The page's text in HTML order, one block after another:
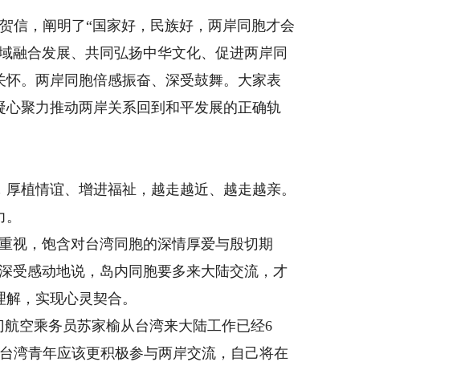
，阐明了“国家好，民族好，两岸同胞才会
融合发展、共同弘扬中华文化、促进两岸同
。两岸同胞倍感振奋、深受鼓舞。大家表
聚力推动两岸关系回到和平发展的正确轨
情谊、增进福祉，越走越近、越走越亲。
，饱含对台湾同胞的深情厚爱与殷切期
受感动地说，岛内同胞要多来大陆交流，才
，实现心灵契合。
空乘务员苏家榆从台湾来大陆工作已经6
湾青年应该更积极参与两岸交流，自己将在